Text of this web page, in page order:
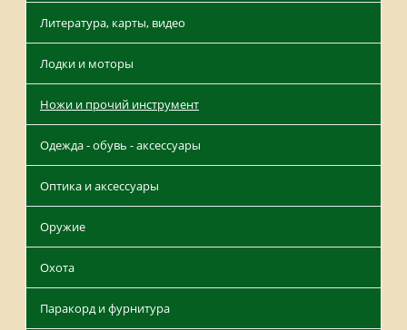
Литература, карты, видео
Лодки и моторы
Ножи и прочий инструмент
Одежда - обувь - аксессуары
Оптика и аксессуары
Оружие
Охота
Паракорд и фурнитура